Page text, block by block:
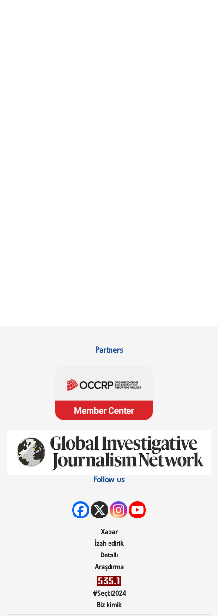
Partners
Follow us
Xəbər
İzah edirik
Detallı
Araşdırma
#Seçki2024
Biz kimik